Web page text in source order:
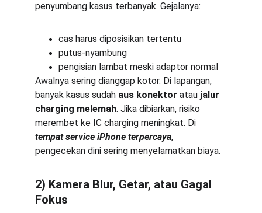
penyumbang kasus terbanyak. Gejalanya:
cas harus diposisikan tertentu
putus-nyambung
pengisian lambat meski adaptor normal
Awalnya sering dianggap kotor. Di lapangan,
banyak kasus sudah aus konektor atau jalur
charging melemah. Jika dibiarkan, risiko
merembet ke IC charging meningkat. Di
tempat service iPhone terpercaya,
pengecekan dini sering menyelamatkan biaya.
2) Kamera Blur, Getar, atau Gagal
Fokus